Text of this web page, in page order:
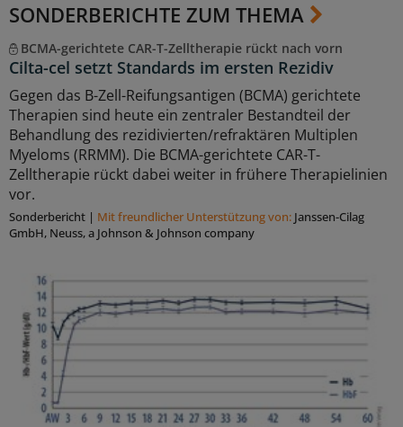
SONDERBERICHTE ZUM THEMA
BCMA-gerichtete CAR-T-Zelltherapie rückt nach vorn
Cilta-cel setzt Standards im ersten Rezidiv
Gegen das B-Zell-Reifungsantigen (BCMA) gerichtete
Therapien sind heute ein zentraler Bestandteil der
Behandlung des rezidivierten/refraktären Multiplen
Myeloms (RRMM). Die BCMA-gerichtete CAR-T-
Zelltherapie rückt dabei weiter in frühere Therapielinien
vor.
Sonderbericht | Mit freundlicher Unterstützung von: Janssen-Cilag
GmbH, Neuss, a Johnson & Johnson company